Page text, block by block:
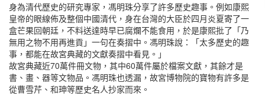
身為清代歷史的研究專家，馮明珠分享了許多歷史趣事。例如康熙
皇帝的眼線佈及整個中國清代，身在台灣的大臣於四月炎夏寄了一
盒芒果回朝廷，不料送達時早已腐爛不能食用，於是康熙批了「乃
無用之物不用再進貢」一句在奏摺中。馮明珠說：「太多歷史的趣
事，都能在故宮典藏的文獻奏摺中看見。」
故宮典藏近70萬件冊文物，其中60萬件屬於檔案文獻，其餘才是
書、畫、器等文物品。馮明珠也透漏，故宮博物院的寶物有許多是
從曹雪芹、和珅等歷史名人抄家而來。